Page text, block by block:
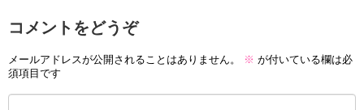
コメントをどうぞ
メールアドレスが公開されることはありません。 ※ が付いている欄は必
須項目です